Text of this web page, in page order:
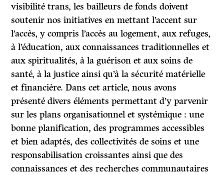
visibilité trans, les bailleurs de fonds doivent
soutenir nos initiatives en mettant l’accent sur
l’accès, y compris l’accès au logement, aux refuges,
à l’éducation, aux connaissances traditionnelles et
aux spiritualités, à la guérison et aux soins de
santé, à la justice ainsi qu’à la sécurité matérielle
et financière. Dans cet article, nous avons
présenté divers éléments permettant d’y parvenir
sur les plans organisationnel et systémique : une
bonne planification, des programmes accessibles
et bien adaptés, des collectivités de soins et une
responsabilisation croissantes ainsi que des
connaissances et des recherches communautaires